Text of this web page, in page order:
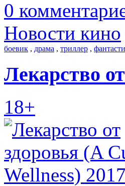
0
Новости кино
боевик , драма , триллер ,
Лекарство
18+